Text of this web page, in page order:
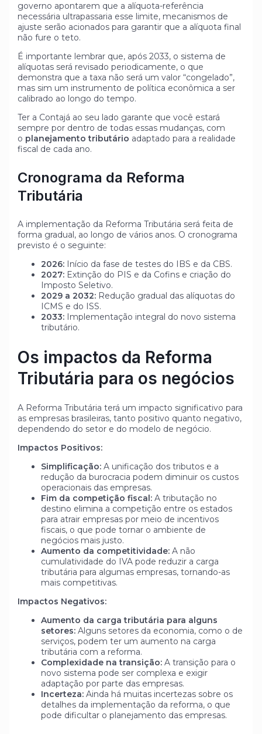
governo apontarem que a alíquota-referência
necessária ultrapassaria esse limite, mecanismos de
ajuste serão acionados para garantir que a alíquota final
não fure o teto.
É importante lembrar que, após 2033, o sistema de
alíquotas será revisado periodicamente, o que
demonstra que a taxa não será um valor “congelado”,
mas sim um instrumento de política econômica a ser
calibrado ao longo do tempo.
Ter a Contajá ao seu lado garante que você estará
sempre por dentro de todas essas mudanças, com
o planejamento tributário adaptado para a realidade
fiscal de cada ano.
Cronograma da Reforma
Tributária
A implementação da Reforma Tributária será feita de
forma gradual, ao longo de vários anos. O cronograma
previsto é o seguinte:
2026:Início da fase de testes do IBS e da CBS.
2027:Extinção do PIS e da Cofins e criação do
Imposto Seletivo.
2029 a 2032:Redução gradual das alíquotas do
ICMS e do ISS.
2033:Implementação integral do novo sistema
tributário.
Os impactos da Reforma
Tributária para os negócios
A Reforma Tributária terá um impacto significativo para
as empresas brasileiras, tanto positivo quanto negativo,
dependendo do setor e do modelo de negócio.
Impactos Positivos:
Simplificação:A unificação dos tributos e a
redução da burocracia podem diminuir os custos
operacionais das empresas.
Fim da competição fiscal:A tributação no
destino elimina a competição entre os estados
para atrair empresas por meio de incentivos
fiscais, o que pode tornar o ambiente de
negócios mais justo.
Aumento da competitividade:A não
cumulatividade do IVA pode reduzir a carga
tributária para algumas empresas, tornando-as
mais competitivas.
Impactos Negativos:
Aumento da carga tributária para alguns
setores:Alguns setores da economia, como o de
serviços, podem ter um aumento na carga
tributária com a reforma.
Complexidade na transição:A transição para o
novo sistema pode ser complexa e exigir
adaptação por parte das empresas.
Incerteza:Ainda há muitas incertezas sobre os
detalhes da implementação da reforma, o que
pode dificultar o planejamento das empresas.